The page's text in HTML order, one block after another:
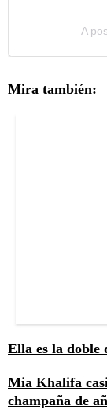
A
Mira también:
Ella es la
Mia Khalifa
champaña de